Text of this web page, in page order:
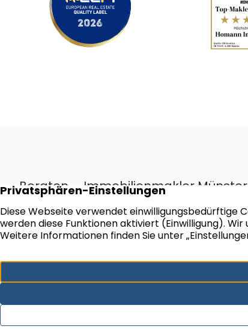
Beraten – Immobilienmakler Münster
Wir bauen auf über 45 Jahre Marktpräsenz und
Erfahrung und auf eine beachtliche
Leistungsbilanz. Vor allem aber auf ein Team von
30 hochqualifizierten Spezialisten mit langer